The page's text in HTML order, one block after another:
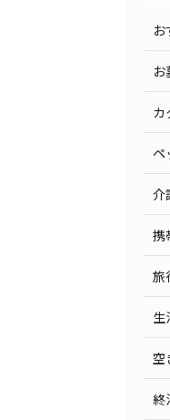
カ
ペ
介
携
旅
生
空
終